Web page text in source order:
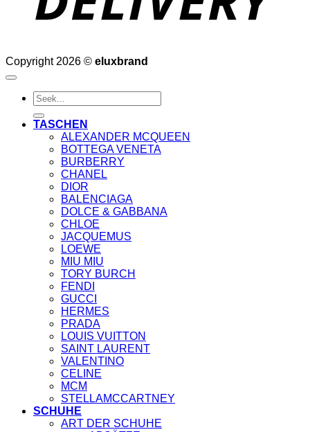
Copyright 2026 © eluxbrand
Suche
nach:
TASCHEN
ALEXANDER MCQUEEN
BOTTEGA VENETA
BURBERRY
CHANEL
DIOR
BALENCIAGA
DOLCE & GABBANA
CHLOE
JACQUEMUS
LOEWE
MIU MIU
TORY BURCH
FENDI
GUCCI
HERMES
PRADA
LOUIS VUITTON
SAINT LAURENT
VALENTINO
CELINE
MCM
STELLAMCCARTNEY
SCHUHE
ART DER SCHUHE